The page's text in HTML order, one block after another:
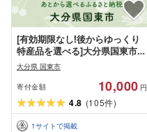
[有効期限なし!後からゆっくり
特産品を選べる]大分県国東市カ
タログポイント
大分県 国東市
寄付金額 10,000 円
4.8 (105件)
1サイトで掲載